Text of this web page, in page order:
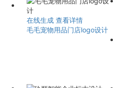
在线生成 查看详情
毛毛宠物用品门店logo设计